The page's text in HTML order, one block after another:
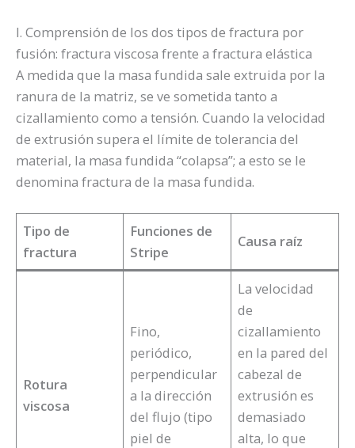
I. Comprensión de los dos tipos de fractura por
fusión: fractura viscosa frente a fractura elástica
A medida que la masa fundida sale extruida por la
ranura de la matriz, se ve sometida tanto a
cizallamiento como a tensión. Cuando la velocidad
de extrusión supera el límite de tolerancia del
material, la masa fundida “colapsa”; a esto se le
denomina fractura de la masa fundida.
Tipo de
fractura
Funciones de
Stripe
Causa raíz
Rotura
viscosa
Fino,
periódico,
perpendicular
a la dirección
del flujo (tipo
piel de
La velocidad
de
cizallamiento
en la pared del
cabezal de
extrusión es
demasiado
alta, lo que